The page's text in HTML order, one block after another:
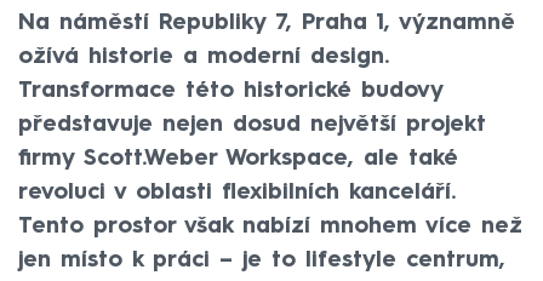
Na náměstí Republiky 7, Praha 1, významně
ožívá historie a moderní design.
Transformace této historické budovy
představuje nejen dosud největší projekt
firmy Scott.Weber Workspace, ale také
revoluci v oblasti flexibilních kanceláří.
Tento prostor však nabízí mnohem více než
jen místo k práci – je to lifestyle centrum,